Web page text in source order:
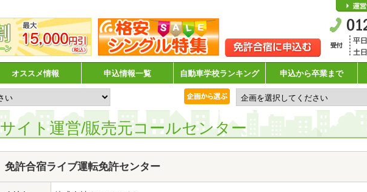
オススメ情報 申込情報一覧 自動車学校ランキング 申込から卒業まで
サイト運営/販売元コールセンター
免許合宿ライブ運転免許センター